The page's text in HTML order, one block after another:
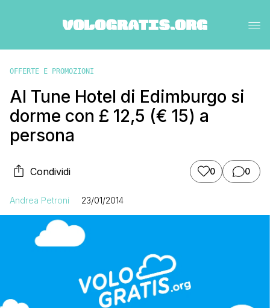
OFFERTE E PROMOZIONI
Al Tune Hotel di Edimburgo si
dorme con £ 12,5 (€ 15) a
persona
Condividi 0 0
Andrea Petroni 23/01/2014